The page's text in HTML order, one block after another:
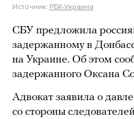
Источник: РБК-Украина
СБУ предложила
задержанному в
на Украине. Об этом
задержанного Оксана
Адвокат заявила о
со стороны